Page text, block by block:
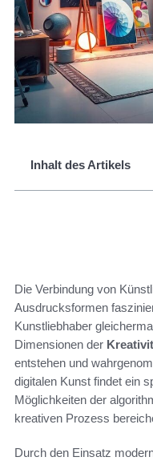
Inhalt des Artikels
Die Verbindung von
Ausdrucksformen
Kunstliebhaber
Dimensionen der
entstehen und
digitalen Kunst findet ein
Möglichkeiten der
kreativen Prozess
Durch den Einsatz